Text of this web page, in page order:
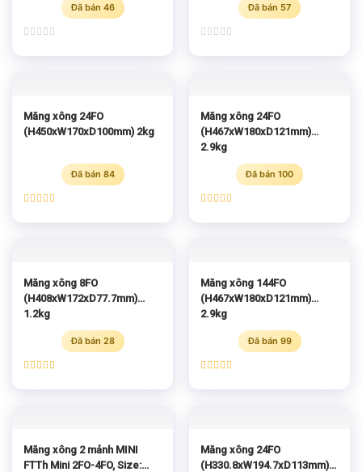
Đã bán 46
xếp
Đã bán 57
xếp
Măng xông 24FO
(H450xW170xD100mm) 2kg
Đã bán 84
hạng5.00
Măng xông 24FO
(H467xW180xD121mm)
2.9kg
Đã bán 100
hạng5.00
Măng xông 8FO
(H408xW172xD77.7mm)
1.2kg
Đã bán 28
hạng5.00
Măng xông 144FO
(H467xW180xD121mm)
2.9kg
Đã bán 99
hạng5.00
Măng xông 2 mảnh MINI
FTTh Mini 2FO-4FO, Size:
Măng xông 24FO
(H330.8xW194.7xD113mm)